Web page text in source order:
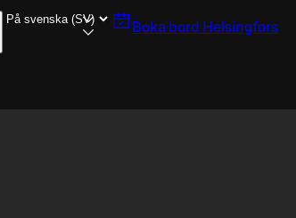
Boka bord Helsingfors